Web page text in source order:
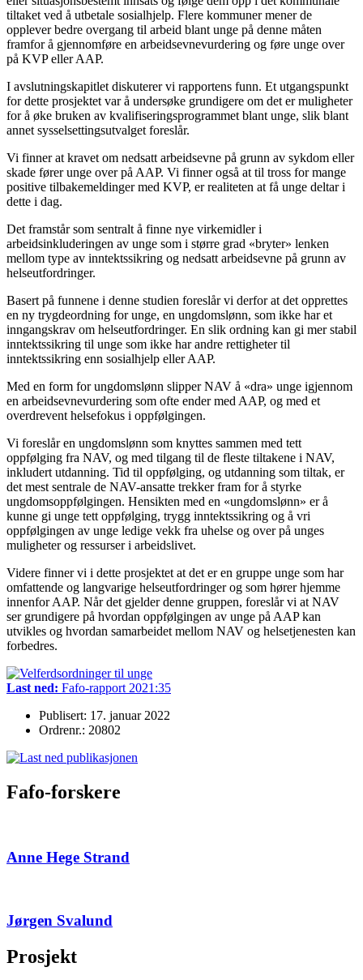
tiltaket ved å utbetale sosialhjelp. Flere kommuner mener de
opplever bedre overgang til arbeid blant unge på denne måten
framfor å gjennomføre en arbeidsevnevurdering og føre unge over
på KVP eller AAP.
I avslutningskapitlet diskuterer vi rapportens funn. Et utgangspunkt
for dette prosjektet var å undersøke grundigere om det er muligheter
for å øke bruken av kvalifiseringsprogrammet blant unge, slik blant
annet sysselsettingsutvalget foreslår.
Vi finner at kravet om nedsatt arbeidsevne på grunn av sykdom eller
skade fører unge over på AAP. Vi finner også at til tross for mange
positive tilbakemeldinger med KVP, er realiteten at få unge deltar i
dette i dag.
Det framstår som sentralt å finne nye virkemidler i
arbeidsinkluderingen av unge som i større grad «bryter» lenken
mellom type av inntektssikring og nedsatt arbeidsevne på grunn av
helseutfordringer.
Basert på funnene i denne studien foreslår vi derfor at det opprettes
en ny trygdeordning for unge, en ungdomslønn, som ikke har et
inngangskrav om helseutfordringer. En slik ordning kan gi mer stabil
inntektssikring til unge som ikke har andre rettigheter til
inntektssikring enn sosialhjelp eller AAP.
Med en form for ungdomslønn slipper NAV å «dra» unge igjennom
en arbeidsevnevurdering som ofte ender med AAP, og med et
overdrevent helsefokus i oppfølgingen.
Vi foreslår en ungdomslønn som knyttes sammen med tett
oppfølging fra NAV, og med tilgang til de fleste tiltakene i NAV,
inkludert utdanning. Tid til oppfølging, og utdanning som tiltak, er
det mest sentrale de NAV-ansatte trekker fram for å styrke
ungdomsoppfølgingen. Hensikten med en «ungdomslønn» er å
kunne gi unge tett oppfølging, trygg inntektssikring og å vri
oppfølgingen av unge ledige vekk fra uhelse og over på unges
muligheter og ressurser i arbeidslivet.
Videre finner vi i dette prosjektet at det er en gruppe unge som har
omfattende og langvarige helseutfordringer og som hører hjemme
innenfor AAP. Når det gjelder denne gruppen, foreslår vi at NAV
ser grundigere på hvordan oppfølgingen av unge på AAP kan
utvikles og hvordan samarbeidet mellom NAV og helsetjenesten kan
forbedres.
Last ned: Fafo-rapport 2021:35
Publisert: 17. januar 2022
Ordrenr.: 20802
Fafo-forskere
Anne Hege Strand
Jørgen Svalund
Prosjekt